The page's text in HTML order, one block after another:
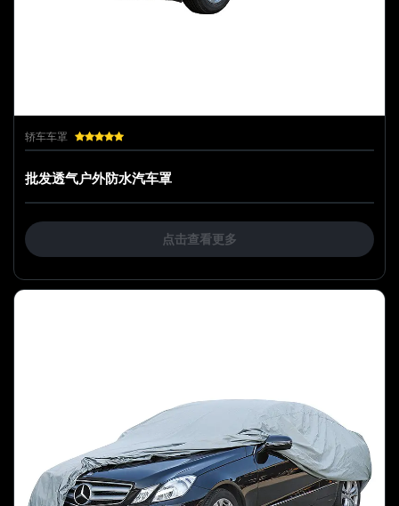
轿车车罩
批发透气户外防水汽车罩
点击查看更多